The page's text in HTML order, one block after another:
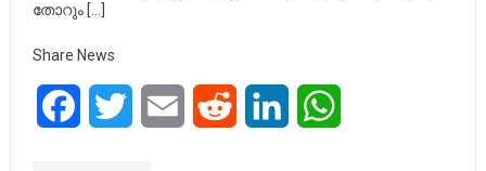
തോറും […]
Share News
FacebookTwitter Email Reddit LinkedIn